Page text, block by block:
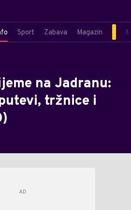
Sport Zabava Magazin
na Jadranu:
tržnice i